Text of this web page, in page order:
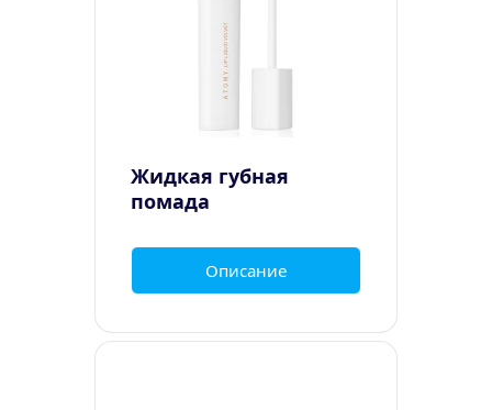
Жидкая губная
помада
Описание